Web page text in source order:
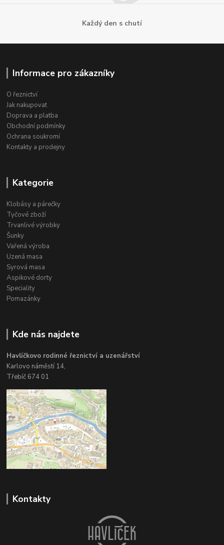
Každý den s chutí
Informace pro zákazníky
O řeznictví
Jak nakupovat
Doprava a platba
Obchodní podmínky
Ochrana soukromí
Kontakty a prodejny
Kategorie
Klobásy a párečky
Tyčové zboží
Trvanlivé výrobky
Šunky
Vařená výroba
Uzená masa
Syrová masa
Aspikové dorty
Speciality
Pomazánky
Kde nás najdete
Havlíčkovo rodinné řeznictví a uzenářství
Karlovo náměstí 14,
Třebíč 674 01
Kontakty